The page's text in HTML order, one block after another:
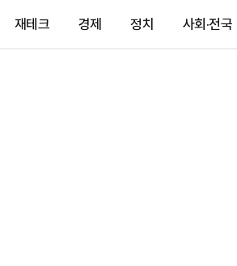
재테크 경제 정치 사회·전국